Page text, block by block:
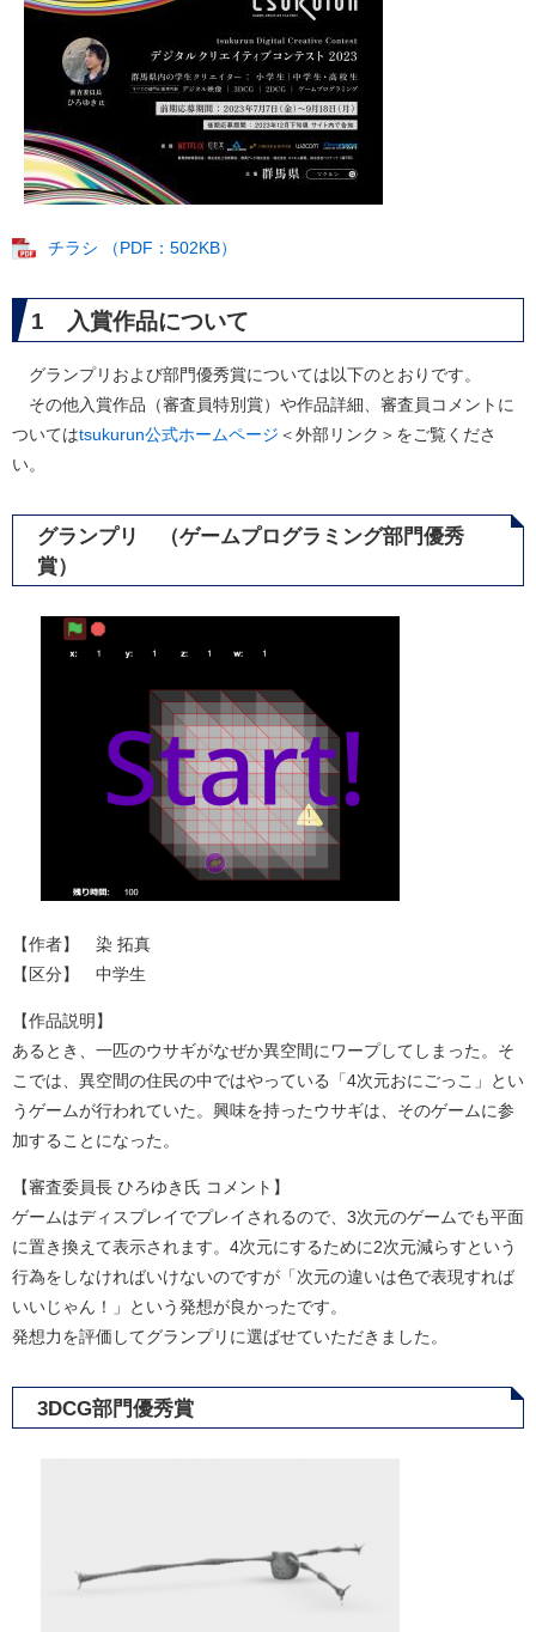
チラシ （PDF：502KB）
1 入賞作品について
グランプリおよび部門優秀賞については以下のとおりです。
その他入賞作品（審査員特別賞）や作品詳細、審査員コメントに
ついてはtsukurun公式ホームページ ＜外部リンク＞ をご覧くださ
い。
グランプリ （ゲームプログラミング部門優秀
賞）
【作者】 染 拓真
【区分】 中学生
【作品説明】
あるとき、一匹のウサギがなぜか異空間にワープしてしまった。そ
こでは、異空間の住民の中ではやっている「4次元おにごっこ」とい
うゲームが行われていた。興味を持ったウサギは、そのゲームに参
加することになった。
【審査委員長 ひろゆき氏 コメント】
ゲームはディスプレイでプレイされるので、3次元のゲームでも平面
に置き換えて表示されます。4次元にするために2次元減らすという
行為をしなければいけないのですが「次元の違いは色で表現すれば
いいじゃん！」という発想が良かったです。
発想力を評価してグランプリに選ばせていただきました。
3DCG部門優秀賞